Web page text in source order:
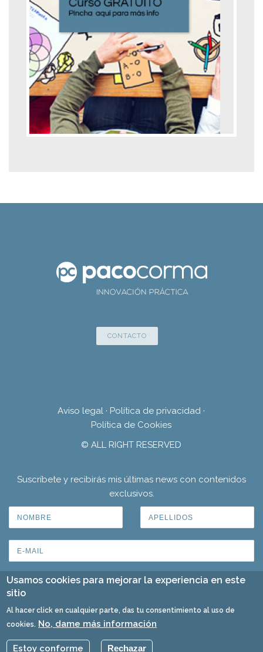
CONTACTO
Aviso legal · Política de privacidad ·
Política de Cookies
© ALL RIGHT RESERVED
Suscríbete y recibirás mis últimas news con contenidos
exclusivos.
Usamos cookies para mejorar la experiencia en este
sitio
Al hacer click en cualquier parte, das tu consentimiento al uso de
cookies. No, dame más información
Estoy conforme Rechazar